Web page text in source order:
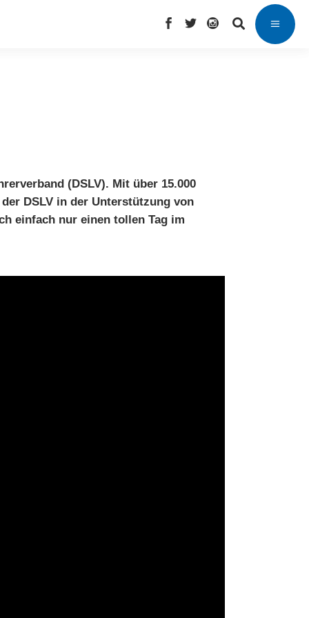
(DSLV). Mit über 15.000
DSLV in der Unterstützung von
einfach nur einen tollen Tag im